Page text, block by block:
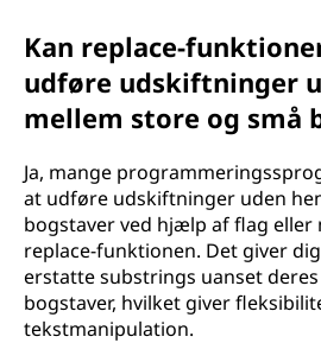
Kan replace-
udføre udskiftninger
mellem store og små
Ja, mange
at udføre udskiftninger uden
bogstaver ved hjælp af flag
replace-funktionen. Det giver
erstatte substrings uanset
bogstaver, hvilket giver
tekstmanipulation.